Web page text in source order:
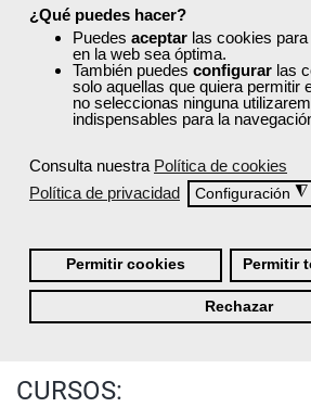
¿Qué puedes hacer?
Puedes aceptar las cookies
en la web sea óptima.
También puedes configurar las
solo aquellas que quiera permitir
no seleccionas ninguna
indispensables para la
Consulta nuestra Política de cookies
Política de privacidad
Configuración ◮
Permitir cookies Permitir
Rechazar
Quiénes Somos:
Especialistas en consultoría y formación
Nuestro objetivo diario es, única y
conseguir tus metas profesionales
CURSOS: